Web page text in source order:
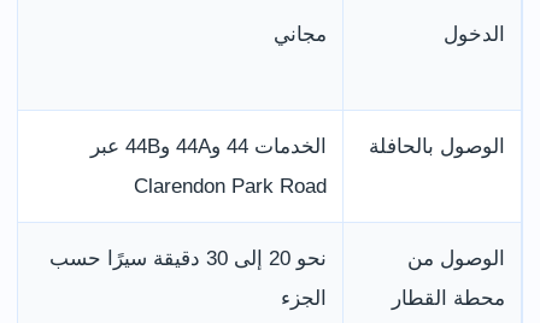
الدخول مجاني
الوصول بالحافلة
الخدمات 44 و44A و44B عبر
Clarendon Park Road
الوصول من
محطة القطار
نحو 20 إلى 30 دقيقة سيرًا حسب
الجزء